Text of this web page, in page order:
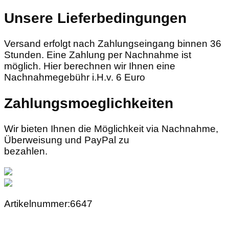
Unsere Lieferbedingungen
Versand erfolgt nach Zahlungseingang binnen 36
Stunden. Eine Zahlung per Nachnahme ist
möglich. Hier berechnen wir Ihnen eine
Nachnahmegebühr i.H.v. 6 Euro
Zahlungsmoeglichkeiten
Wir bieten Ihnen die Möglichkeit via Nachnahme,
Überweisung und PayPal zu
bezahlen.
Artikelnummer:6647